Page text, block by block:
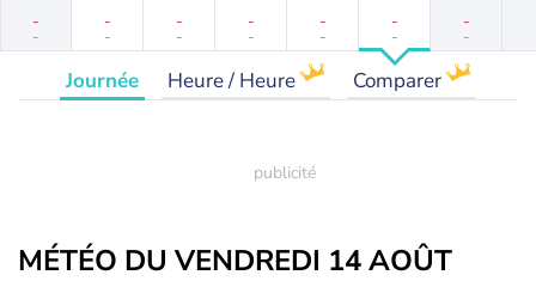
-
-
-
-
-
-
-
-
-
-
-
-
-
-
Journée Heure / Heure Comparer
MÉTÉO DU VENDREDI 14 AOÛT